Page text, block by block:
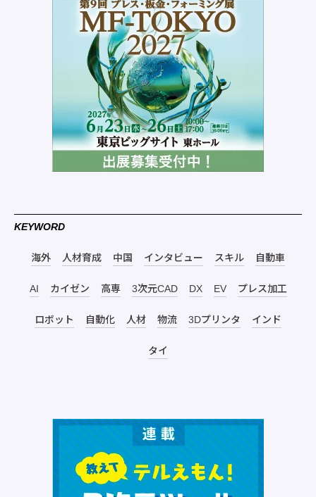
KEYWORD
海外 人材育成 中国 インタビュー スキル 自動車
AI カイゼン 高専 3次元CAD DX EV プレス加工
ロボット 自動化 人材 物流 3Dプリンタ インド
タイ